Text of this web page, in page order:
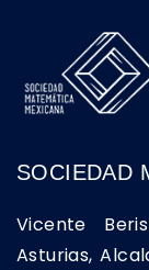
SOCIEDAD
Vicente
Asturias,